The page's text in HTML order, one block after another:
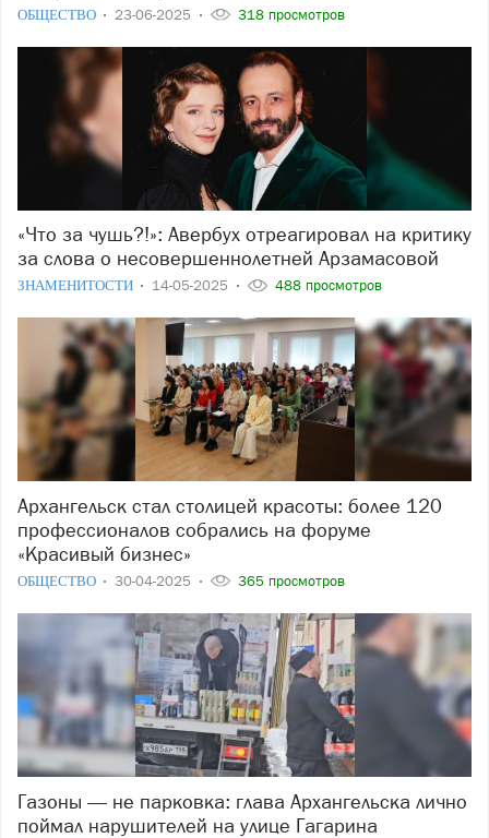
ОБЩЕСТВО 23-06-2025 318 просмотров
«Что за чушь?!»: Авербух отреагировал на критику
за слова о несовершеннолетней Арзамасовой
ЗНАМЕНИТОСТИ 14-05-2025 488 просмотров
Архангельск стал столицей красоты: более 120
профессионалов собрались на форуме
«Красивый бизнес»
ОБЩЕСТВО 30-04-2025 365 просмотров
Газоны — не парковка: глава Архангельска лично
поймал нарушителей на улице Гагарина